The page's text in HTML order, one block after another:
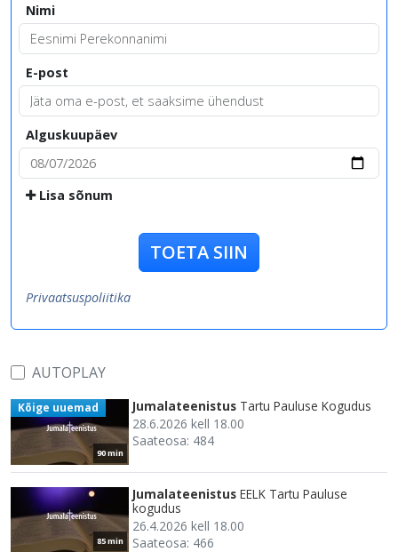
Nimi
E-post
Alguskuupäev
Lisa sõnum
TOETA SIIN
Privaatsuspoliitika
AUTOPLAY
90 min
Kõige uuemad Jumalateenistus Tartu Pauluse Kogudus
28.6.2026 kell 18.00
Saateosa: 484
85 min
Jumalateenistus EELK Tartu Pauluse
kogudus
26.4.2026 kell 18.00
Saateosa: 466